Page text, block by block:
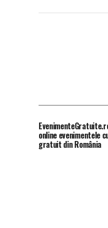
online evenimentele
gratuit din România